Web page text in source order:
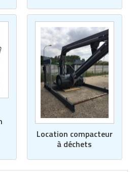
Location compacteur
à déchets